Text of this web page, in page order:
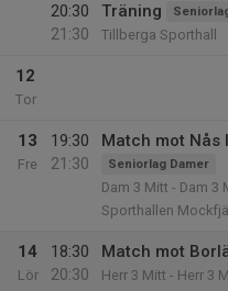
20:30
21:30
Träning
Tillberga Sporthall
12
Tor
13
Fre
19:30
21:30
Match mot Nås
Seniorlag Damer
Dam 3 Mitt - Dam 3
Sporthallen
14
Lör
18:30
20:30
Match mot
Herr 3 Mitt - Herr 3